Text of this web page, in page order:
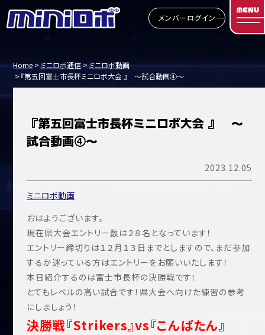
メンバーログイン
MENU
Home ミニロボ通信
ミニロボ動画
『第五回富士市長杯ミニロボ大会 』 ～試合動画④～
『第五回富士市長杯ミニロボ大会 』 ～
試合動画④～
2023.12.05
ミニロボ動画
おはようございます。
現在県大会エントリー数は２８名となっています！
エントリー締切りは１２月１３日までとしますので、まだ参加
するか迷っている方はエントリーをお願いいたします！
本日紹介するのは富士市長杯の決勝戦です！
とてもレベルの高い試合です！県大会へ向けた練習の参考
にしましょう！
決勝戦『Strikers』vs『こんばたん』